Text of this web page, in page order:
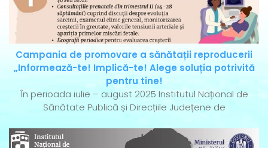
Campania de promovare a sănătații reproducerii
„Informează-te! Implică-te! Alege soluția potrivită
pentru tine!
În perioada iulie – august 2025 Institutul Național de
Sănătate Publică și Direcțiile Județene de